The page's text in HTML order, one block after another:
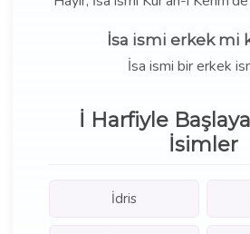
İsa ismi erkek mi
İsa ismi bir erkek
İ Harfiyle
İsimler
İdris